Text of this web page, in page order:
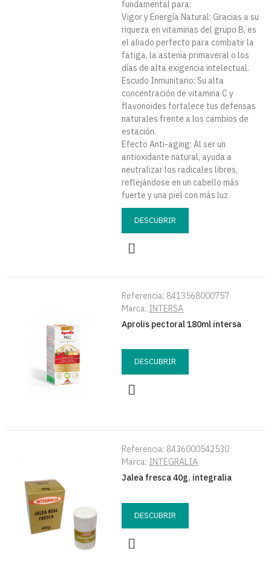
fundamental para:
Vigor y Energía Natural: Gracias a su
riqueza en vitaminas del grupo B, es
el aliado perfecto para combatir la
fatiga, la astenia primaveral o los
días de alta exigencia intelectual.
Escudo Inmunitario: Su alta
concentración de vitamina C y
flavonoides fortalece tus defensas
naturales frente a los cambios de
estación.
Efecto Anti-aging: Al ser un
antioxidante natural, ayuda a
neutralizar los radicales libres,
reflejándose en un cabello más
fuerte y una piel con más luz.
DESCUBRIR
Referencia: 8413568000757
Marca: INTERSA
Aprolis pectoral 180ml intersa
DESCUBRIR
Referencia: 8436000542530
Marca: INTEGRALIA
Jalea fresca 40g. integralia
DESCUBRIR